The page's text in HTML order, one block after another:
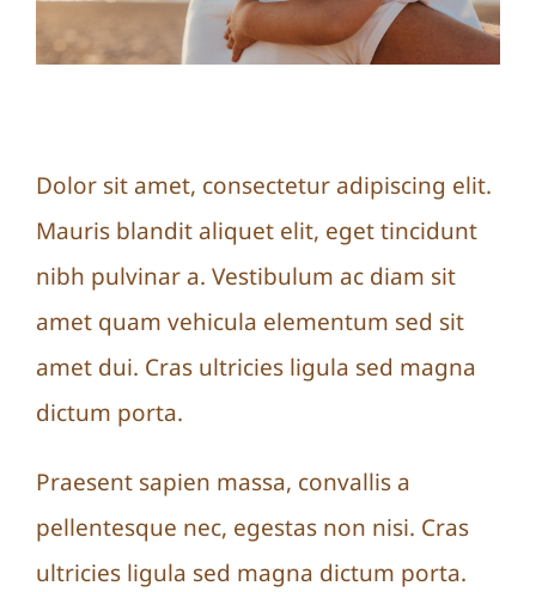
Dolor sit amet, consectetur adipiscing elit.
Mauris blandit aliquet elit, eget tincidunt
nibh pulvinar a. Vestibulum ac diam sit
amet quam vehicula elementum sed sit
amet dui. Cras ultricies ligula sed magna
dictum porta.
Praesent sapien massa, convallis a
pellentesque nec, egestas non nisi. Cras
ultricies ligula sed magna dictum porta.